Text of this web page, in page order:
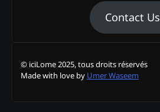
Contact Us
© iciLome 2025, tous droits réservés
Made with love by Umer Waseem